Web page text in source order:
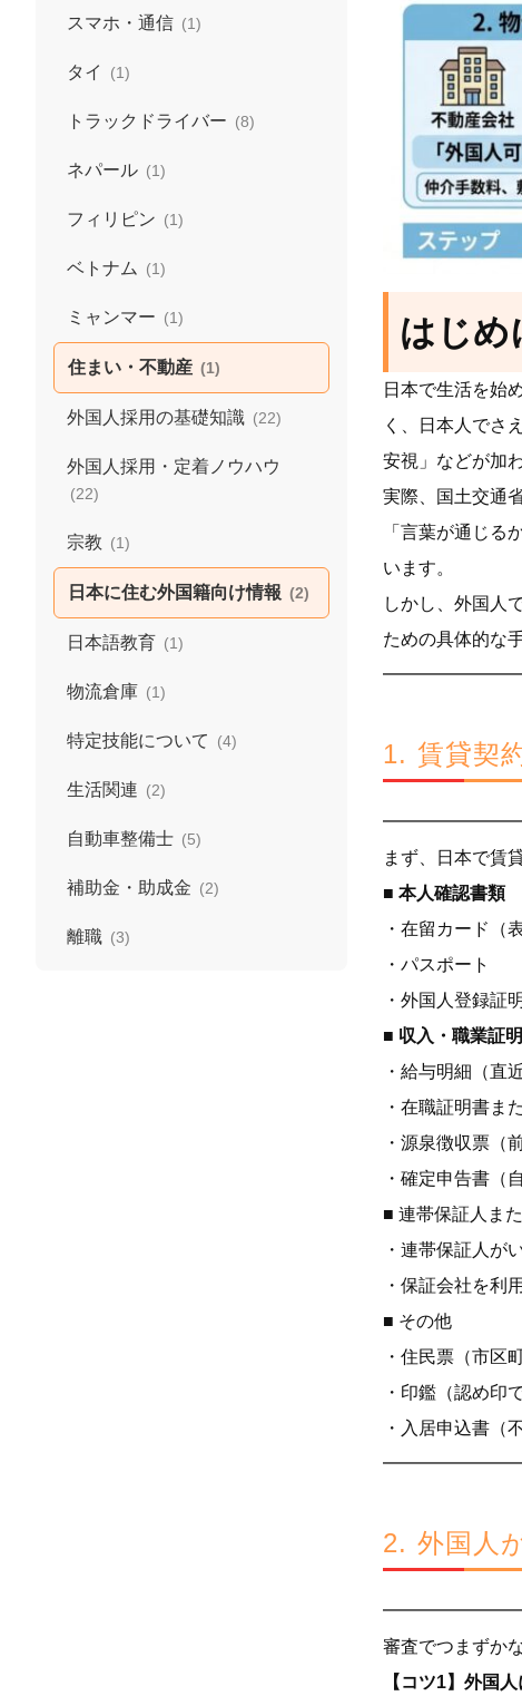
スマホ・通信 (1)
タイ (1)
トラックドライバー (8)
ネパール (1)
フィリピン (1)
ベトナム (1)
ミャンマー (1)
住まい・不動産 (1)
外国人採用の基礎知識 (22)
外国人採用・定着ノウハウ
(22)
宗教 (1)
日本に住む外国籍向け情報 (2)
日本語教育 (1)
物流倉庫 (1)
特定技能について (4)
生活関連 (2)
自動車整備士 (5)
補助金・助成金 (2)
離職 (3)
はじめ
日本で生活を始
く、日本人でさ
安視」などが加
実際、国土交通
「言葉が通じる
います。
しかし、外国人
ための具体的な
1. 賃貸契
まず、日本で賃
■ 本人確認書類
・在留カード（
・パスポート
・外国人登録証
■ 収入・職業証明
・給与明細（直
・在職証明書ま
・源泉徴収票（
・確定申告書（
■ 連帯保証人ま
・連帯保証人が
・保証会社を利
■ その他
・住民票（市区
・印鑑（認め印
・入居申込書（
2. 外国人
審査でつまずか
【コツ1】外国